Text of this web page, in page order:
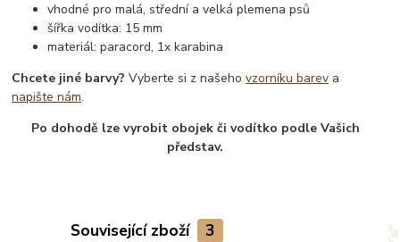
vhodné pro malá, střední a velká plemena psů
šířka vodítka: 15 mm
materiál: paracord, 1x karabina
Chcete jiné barvy? Vyberte si z našehovzorníku barev a
napište nám.
Po dohodě lze vyrobit obojek či vodítko podle Vašich
představ.
Související zboží 3